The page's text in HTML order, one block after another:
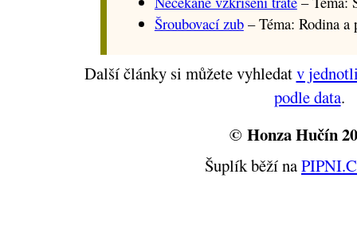
Šroubovací zub– Téma: Rodina a
Další články si můžete vyhledatv
podle data.
© Honza Hučín
Šuplík běží na